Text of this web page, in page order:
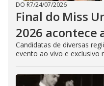
DO R7/24/07/2026
Final do Miss
2026 acontece
Candidatas de diversas
evento ao vivo e exclusivo